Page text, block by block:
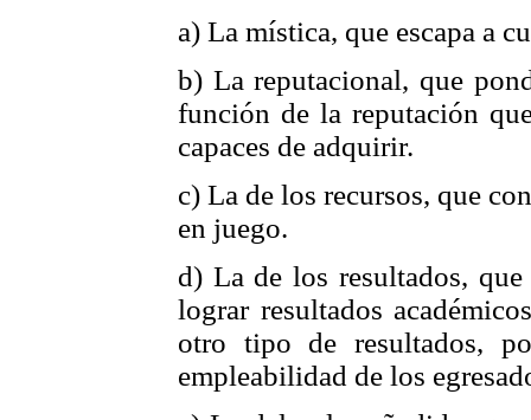
a) La mística, que escapa a
b) La reputacional, que
función de la reputación
capaces de adquirir.
c) La de los recursos, que
en juego.
d) La de los resultados,
lograr resultados
otro tipo de resultados,
empleabilidad de los